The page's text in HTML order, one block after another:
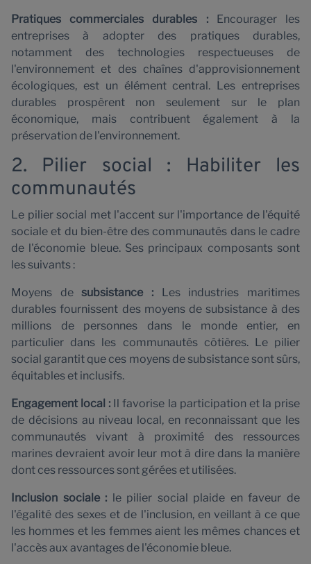
Pratiques commerciales durables :Encourager les
entreprises à adopter des pratiques durables,
notamment des technologies respectueuses de
l'environnement et des chaînes d'approvisionnement
écologiques, est un élément central. Les entreprises
durables prospèrent non seulement sur le plan
économique, mais contribuent également à la
préservation de l'environnement.
2. Pilier social : Habiliter les
communautés
Le pilier social met l'accent sur l'importance de l'équité
sociale et du bien-être des communautés dans le cadre
de l'économie bleue. Ses principaux composants sont
les suivants :
Moyens desubsistance : Les industries maritimes
durables fournissent des moyens de subsistance à des
millions de personnes dans le monde entier, en
particulier dans les communautés côtières. Le pilier
social garantit que ces moyens de subsistance sont sûrs,
équitables et inclusifs.
Engagement local : Il favorise la participation et la prise
de décisions au niveau local, en reconnaissant que les
communautés vivant à proximité des ressources
marines devraient avoir leur mot à dire dans la manière
dont ces ressources sont gérées et utilisées.
Inclusion sociale : le pilier social plaide en faveur de
l'égalité des sexes et de l'inclusion, en veillant à ce que
les hommes et les femmes aient les mêmes chances et
l'accès aux avantages de l'économie bleue.